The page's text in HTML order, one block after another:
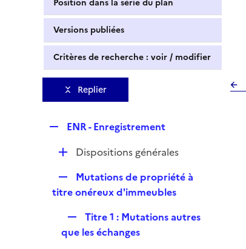
Position dans la série du plan
Versions publiées
Critères de recherche : voir / modifier
Replier
p
e
ENR - Enregistrement
D
l
r
Dispositions générales
e
l
i
Mutations de propriété à
titre onéreux d'immeubles
e
Titre 1 : Mutations autres
que les échanges